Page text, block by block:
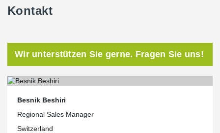
Kontakt
Wir unterstützen Sie gerne. Fragen Sie uns!
Besnik Beshiri
Regional Sales Manager
Switzerland